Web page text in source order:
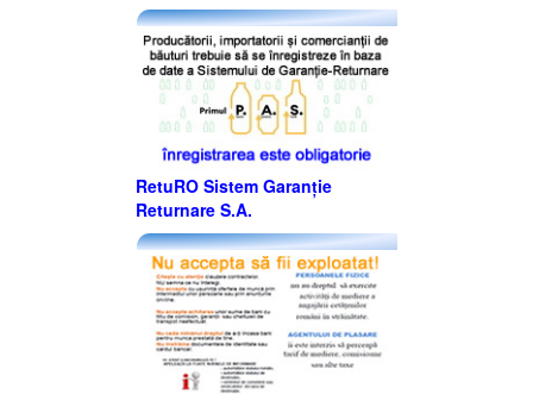
RetuRO Sistem Garanție
Returnare S.A.